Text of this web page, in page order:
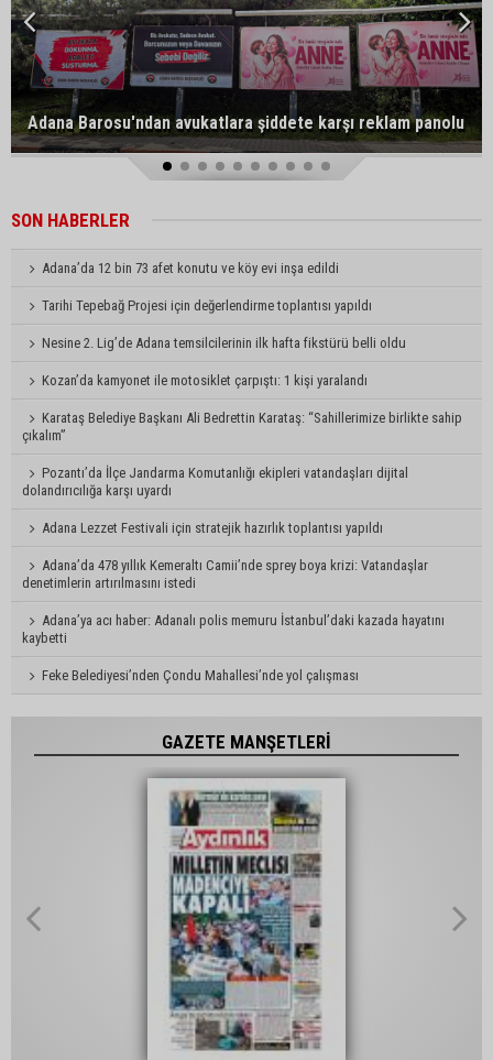
Adana Barosu'ndan avukatlara şiddete karşı reklam panolu
mesaj
SON HABERLER
Adana’da 12 bin 73 afet konutu ve köy evi inşa edildi
Tarihi Tepebağ Projesi için değerlendirme toplantısı yapıldı
Nesine 2. Lig’de Adana temsilcilerinin ilk hafta fikstürü belli oldu
Kozan’da kamyonet ile motosiklet çarpıştı: 1 kişi yaralandı
Karataş Belediye Başkanı Ali Bedrettin Karataş: “Sahillerimize birlikte sahip
çıkalım”
Pozantı’da İlçe Jandarma Komutanlığı ekipleri vatandaşları dijital
dolandırıcılığa karşı uyardı
Adana Lezzet Festivali için stratejik hazırlık toplantısı yapıldı
Adana’da 478 yıllık Kemeraltı Camii’nde sprey boya krizi: Vatandaşlar
denetimlerin artırılmasını istedi
Adana’ya acı haber: Adanalı polis memuru İstanbul’daki kazada hayatını
kaybetti
Feke Belediyesi’nden Çondu Mahallesi’nde yol çalışması
GAZETE MANŞETLERİ